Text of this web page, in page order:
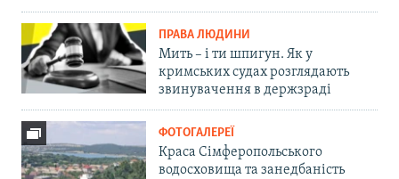
ПРАВА ЛЮДИНИ
Мить – і ти шпигун. Як у
кримських судах розглядають
звинувачення в держзраді
ФОТОГАЛЕРЕЇ
Краса Сімферопольського
водосховища та занедбаність